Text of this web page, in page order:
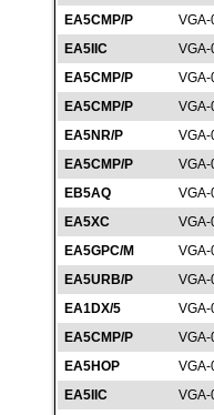
EA5CMP/P
EA5IIC
EA5CMP/P
EA5CMP/P
EA5NR/P
EA5CMP/P
EB5AQ
EA5XC
EA5GPC/M
EA5URB/P
EA1DX/5
EA5CMP/P
EA5HOP
EA5IIC